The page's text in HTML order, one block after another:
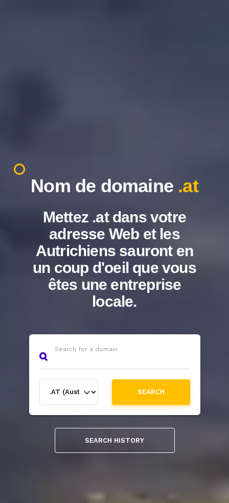
Nom de domaine .at
Mettez .at dans votre
adresse Web et les
Autrichiens sauront en
un coup d'oeil que vous
êtes une entreprise
locale.
Search for a domain
SEARCH
SEARCH HISTORY